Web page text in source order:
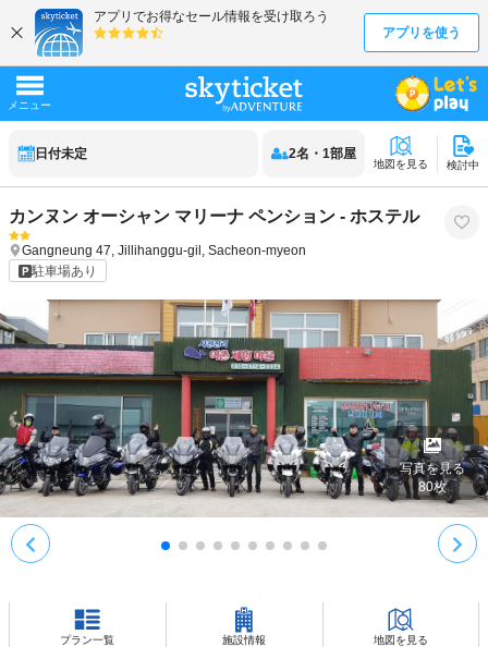
日付未定 2名 ・ 1部屋
地図を見る 検討中
カンヌン オーシャン マリーナ ペンション - ホステル
Gangneung 47, Jillihanggu-gil, Sacheon-myeon
駐車場あり
写真を見る
80枚
プラン一覧 施設情報 地図を見る